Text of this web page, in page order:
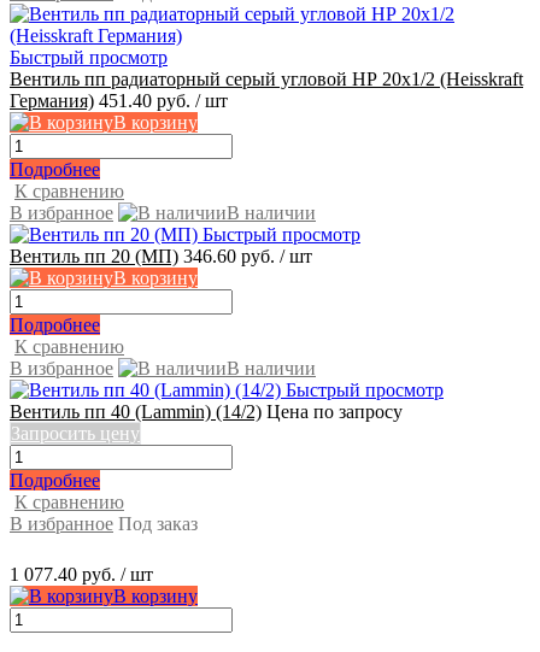
Быстрый просмотр
Вентиль пп радиаторный серый угловой НР 20х1/2 (Heisskraft
Германия) 451.40 руб. / шт
В корзину
Подробнее
К сравнению
В избранное
В наличии
Быстрый просмотр
Вентиль пп 20 (МП) 346.60 руб. / шт
В корзину
Подробнее
К сравнению
В избранное
В наличии
Быстрый просмотр
Вентиль пп 40 (Lammin) (14/2) Цена по запросу
Запросить цену
Подробнее
К сравнению
В избранное Под заказ
1 077.40 руб. / шт
В корзину